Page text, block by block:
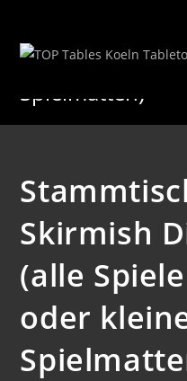
springen
(alle Spiele auf
Spielmatten)
Skirmish
(alle Spiele
oder